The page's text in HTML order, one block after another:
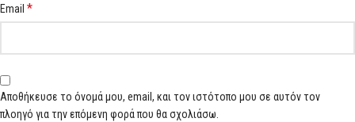
Email *
Αποθήκευσε το όνομά μου, email, και τον ιστότοπο μου σε αυτόν τον
πλοηγό για την επόμενη φορά που θα σχολιάσω.